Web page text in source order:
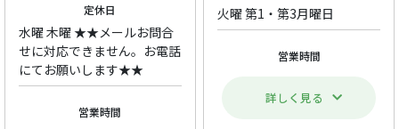
定休日
水曜 木曜 ★★メールお問合
せに対応できません。お電話
にてお願いします★★
営業時間
火曜 第1・第3月曜日
営業時間
詳しく見る